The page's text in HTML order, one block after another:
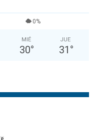
0%
MIÉ
30°
JUE
31 °